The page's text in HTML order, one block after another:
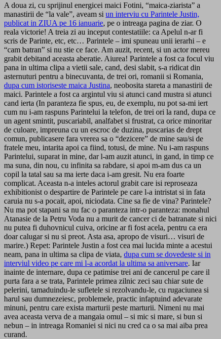
A doua zi, cu sprijinul energicei maici Fotini, “maica-ziarista” a
manastirii de “la vale”, aveam si un interviu cu Parintele Justin,
publicat in ZIUA pe 16 ianuarie, pe o intreaga pagina de ziar. O
reala victorie! A treia zi au inceput contestatiile: ca Apelul n-ar fi
scris de Parinte, etc, etc… Parintele – imi spuneau unii ierarhi – e
“cam batran” si nu stie ce face. Am auzit, recent, si un actor mereu
grabit debitand aceasta aberatie. Aiurea! Parintele a fost ca focul viu
pana in ultima clipa a vietii sale, cand, desi slabit, s-a ridicat din
asternuturi pentru a binecuvanta, de trei ori, romanii si Romania,
dupa cum istoriseste maica Justina, neobosita stareta a manastirii de
maici. Parintele a fost ca argintul viu si atunci cand mustra si atunci
cand ierta (In paranteza fie spus, eu, de exemplu, nu pot sa-mi iert
cum nu i-am raspuns Parintelui la telefon, de trei ori la rand, dupa ce
un agent smintit, puscariabil, analfabet si frustrat, ca orice minoritar
de culoare, impreuna cu un escroc de duzina, puscarias de drept
comun, publicasere fara vrerea sa o “dezicere” de mine sau/si de
fratele meu, intarita apoi ca fiind, totusi, de mine. Nu i-am raspuns
Parintelui, suparat in mine, dar l-am auzit atunci, in gand, in timp ce
ma suna, din nou, cu infinita sa rabdare, si apoi m-am dus ca un
copil la tatal sau sa ma ierte daca i-am gresit. Nu era foarte
complicat. Aceasta n-a inteles actorul grabit care isi reproseaza
exhibitionist o despartire de Parintele pe care l-a intristat si in fata
caruia nu s-a pocait, apoi, niciodata. Cine sa fie de vina? Parintele?
Nu ma pot stapani sa nu fac o paranteza intr-o paranteza: monahul
Atanasie de la Petru Voda nu a murit de cancer ci de batranate si nici
nu putea fi duhovnicul cuiva, oricine ar fi fost acela, pentru ca era
doar calugar si nu si preot. Asta asa, apropo de visuri… visuri de
marire.) Repet: Parintele Justin a fost cea mai lucida minte a acestui
neam, pana in ultima sa clipa de viata, dupa cum se dovedeste si in
interviul video pe care mi l-a acordat la ultima sa aniversare. Iar
inainte de internare, dupa ce patimise trei ani de cancerul pe care il
purta fara a se trata, Parintele primea zilnic zeci sau chiar sute de
pelerini, tamaduindu-le sufletele si rezolvandu-le, cu rugaciunea si
harul sau dumnezeiesc, problemele, practic infaptuind adevarate
minuni, pentru care exista marturii peste marturii. Nimeni nu mai
avea aceasta verva de a mangaia omul – si mic si mare, si bun si
nebun – in intreaga Romaniei si nici nu cred ca o sa mai aiba prea
curand.